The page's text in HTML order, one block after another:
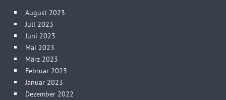
August 2023
Juli 2023
Juni 2023
Mai 2023
März 2023
Februar 2023
Januar 2023
Dezember 2022